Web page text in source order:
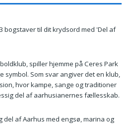
bogstaver til dit krydsord med 'Del af
spiller hjemme på Ceres Park
symbol. Som svar angiver det en klub,
hvor kampe, sange og traditioner
del af aarhusianernes fællesskab.
del af Aarhus med engsø, marina og